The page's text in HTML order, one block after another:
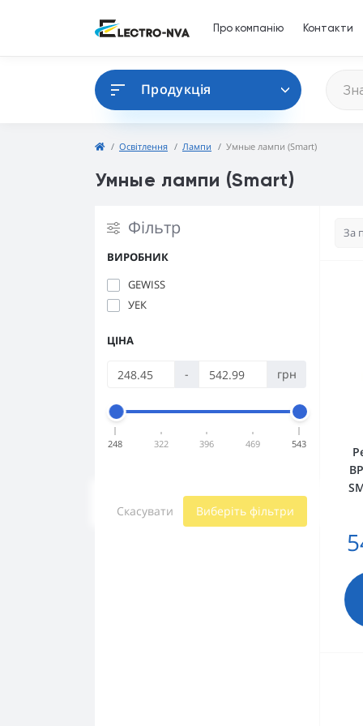
Про компанію Контакти
Продукція
Освітлення Лампи Умные лампи (Smart)
Умные лампи (Smart)
Фільтр
ВИРОБНИК
GEWISS
УЕК
ЦІНА
- грн
248 322 396 469 543
Скасувати Виберіть фільтри